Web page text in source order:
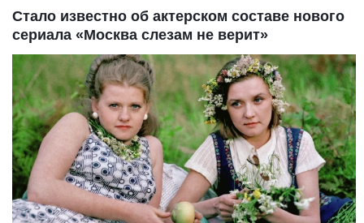
Стало известно об актерском составе нового
сериала «Москва слезам не верит»